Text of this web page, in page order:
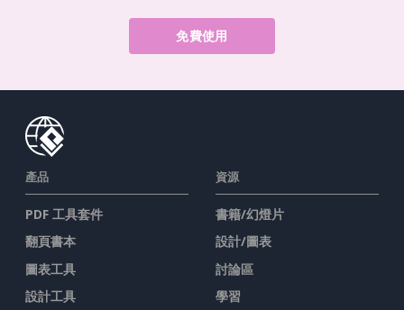
免費使用
產品
PDF 工具套件
翻頁書本
圖表工具
設計工具
資源
書籍/幻燈片
設計/圖表
討論區
學習